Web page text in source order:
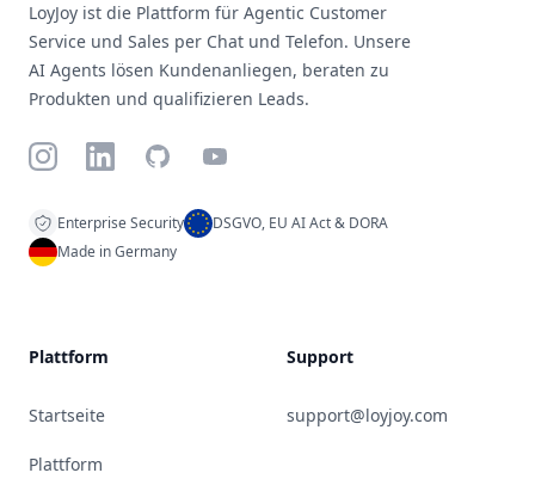
LoyJoy ist die Plattform für Agentic Customer
Service und Sales per Chat und Telefon. Unsere
AI Agents lösen Kundenanliegen, beraten zu
Produkten und qualifizieren Leads.
InstagramLinkedInGitHubYouTube
Enterprise Security
DSGVO, EU AI Act & DORA
Made in Germany
Plattform
Startseite
Plattform
Support
support@loyjoy.com